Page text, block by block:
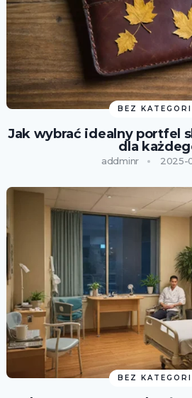
BEZ
Jak wybrać idealny portfel
dla
addminr 2025-
BEZ KATEGORII